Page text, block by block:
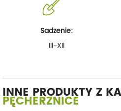
Sadzenie:
III-XII
INNE PRODUKTY Z
PĘCHERZNICE